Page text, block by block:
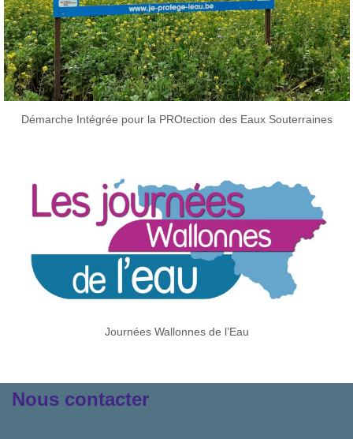
Démarche Intégrée pour la PROtection des Eaux Souterraines
Journées Wallonnes de l’Eau
Nous contacter